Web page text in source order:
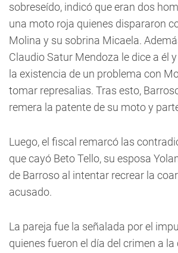
sobreseído, indicó que eran dos
una moto roja quienes dispararon
Molina y su sobrina Micaela.
Claudio Satur Mendoza le dice a él
la existencia de un problema con
tomar represalias. Tras esto,
remera la patente de su moto y
Luego, el fiscal remarcó las
que cayó Beto Tello, su esposa
de Barroso al intentar recrear la
acusado.
La pareja fue la señalada por el
quienes fueron el día del crimen a